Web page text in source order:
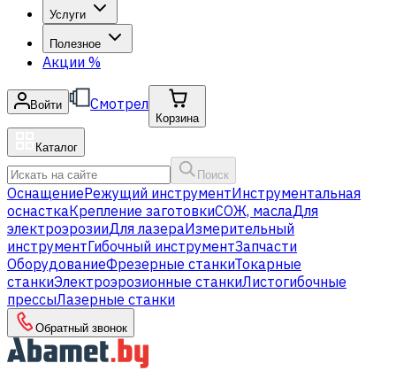
Услуги
Полезное
Акции %
Войти Смотрел
Корзина
Каталог
Поиск
ОснащениеРежущий инструментИнструментальная
оснасткаКрепление заготовкиСОЖ, маслаДля
электроэрозииДля лазераИзмерительный
инструментГибочный инструментЗапчасти
ОборудованиеФрезерные станкиТокарные
станкиЭлектроэрозионные станкиЛистогибочные
прессыЛазерные станки
Обратный звонок